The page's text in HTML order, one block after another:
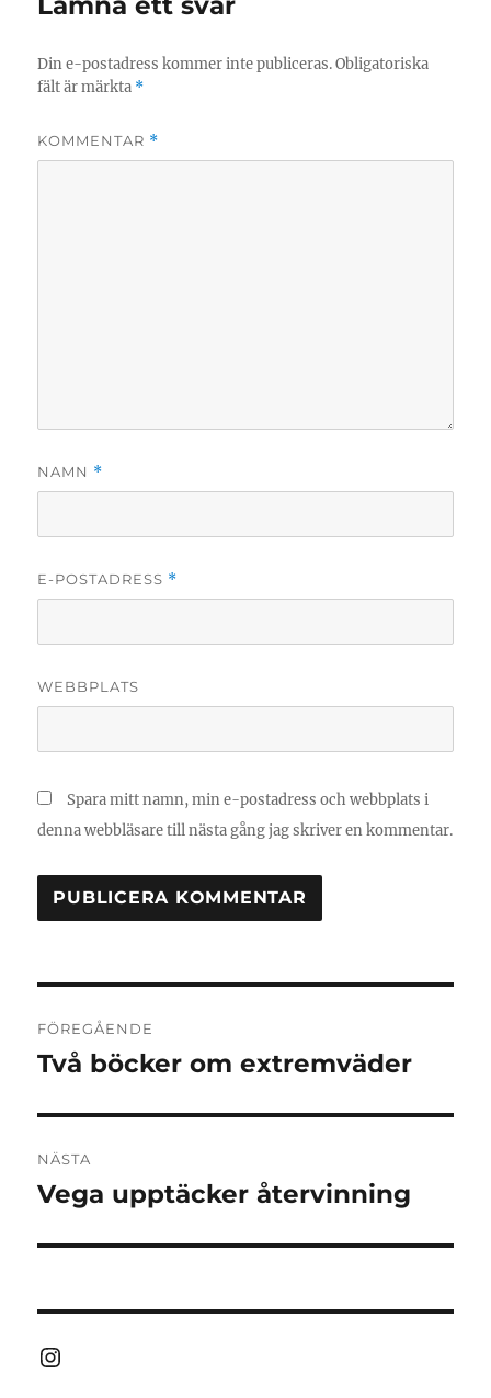
Din e-postadress kommer inte publiceras. Obligatoriska
fält är märkta *
KOMMENTAR *
NAMN *
E-POSTADRESS *
WEBBPLATS
Spara mitt namn, min e-postadress och webbplats i
denna webbläsare till nästa gång jag skriver en kommentar.
FÖREGÅENDE
Föregående
Två böcker om extremväder
NÄSTA
Nästa
Vega upptäcker återvinning
Instagram